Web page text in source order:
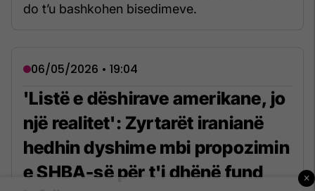
do t’u bashkohen bisedimeve.
06/05/2026 • 19:04
'Listë e dëshirave amerikane, jo
një realitet': Zyrtarët iranianë
hedhin dyshime mbi propozimin
e SHBA-së për t'i dhënë fund
×